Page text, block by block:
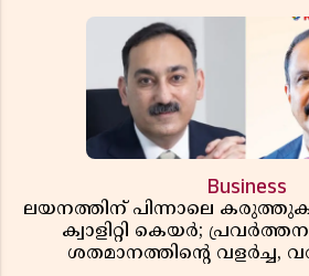
Business
ലയനത്തിന് പിന്നാലെ
ക്വാളിറ്റി കെയർ;
ശതമാനത്തിൻ്റെ വളർച്ച,